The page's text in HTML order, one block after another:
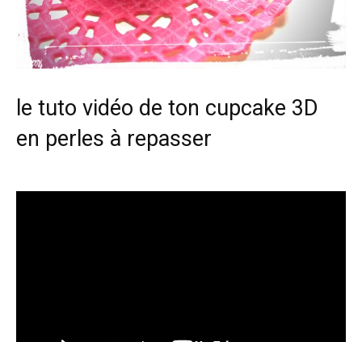
le tuto vidéo de ton cupcake 3D
en perles à repasser